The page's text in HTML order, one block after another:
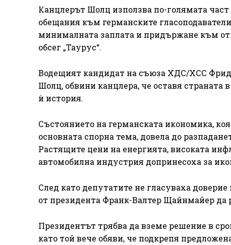
Канцлерът Шолц използва по-голямата
обещания към германските
минималната заплата и придържане към
обсег „Таурус“.
Водещият кандидат на съюза ХДС/ХСС
Шолц, обвини канцлера, че оставя
ѝ история.
Състоянието на германската икономика,
основната спорна тема, довела до
Растящите цени на енергията, високата
автомобилна индустрия допринесоха за
След като депутатите не гласуваха
от президента Франк-Валтер Щайнмайер да
Президентът трябва да вземе решение в
като той вече обяви, че подкрепя